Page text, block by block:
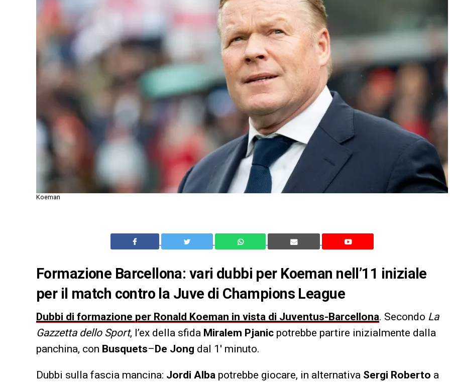
Koeman
Formazione Barcellona: vari dubbi per Koeman nell’11 iniziale
per il match contro la Juve di Champions League
Dubbi di formazione per Ronald Koeman in vista di Juventus-Barcellona. Secondo La
Gazzetta dello Sport, l’ex della sfida Miralem Pjanic potrebbe partire inizialmente dalla
panchina, con Busquets–De Jong dal 1′ minuto.
Dubbi sulla fascia mancina: Jordi Alba potrebbe giocare, in alternativa Sergi Roberto a